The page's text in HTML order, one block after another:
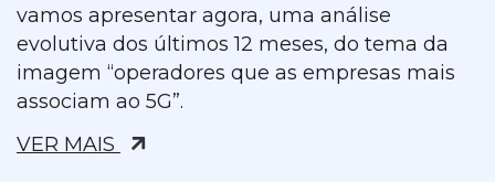
vamos apresentar agora, uma análise
evolutiva dos últimos 12 meses, do tema da
imagem “operadores que as empresas mais
associam ao 5G”.
VER MAIS